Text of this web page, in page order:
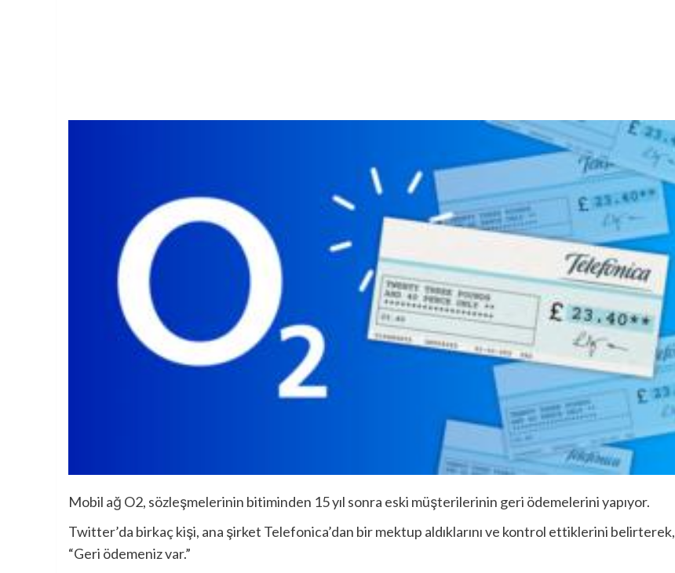
Mobil ağ O2, sözleşmelerinin bitiminden 15 yıl sonra eski müşterilerinin geri ödemelerini yapıyor.
Twitter’da birkaç kişi, ana şirket Telefonica’dan bir mektup aldıklarını ve kontrol ettiklerini belirterek,
“Geri ödemeniz var.”